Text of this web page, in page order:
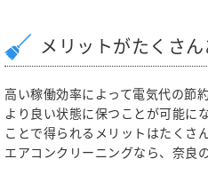
メリットがたくさ
高い稼働効率によって電気代の節
より良い状態に保つことが可能に
ことで得られるメリットはたくさ
エアコンクリーニングなら、奈良